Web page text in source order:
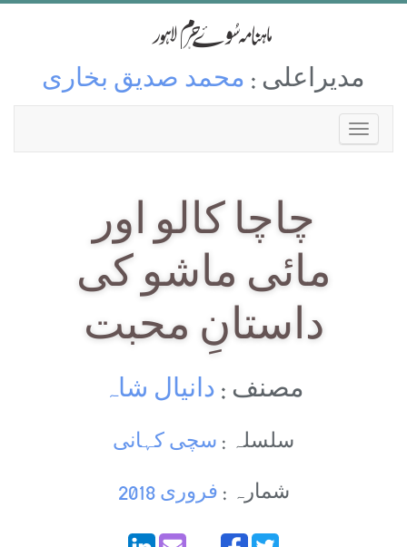
مدیراعلی : محمد صدیق بخاری
چاچا کالو اور
مائی ماشو کی
داستانِ محبت
مصنف : دانیال شاہ
سلسلہ : سچی کہانی
شمارہ : فروری 2018